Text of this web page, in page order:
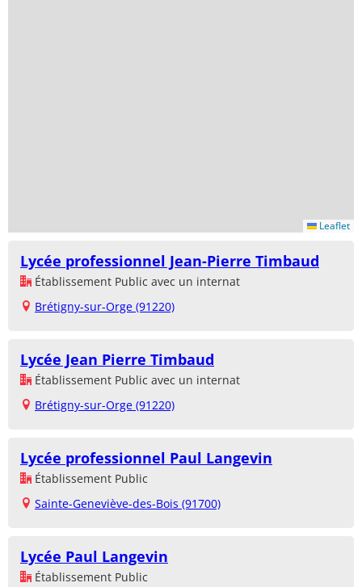
Leaflet
Lycée professionnel Jean-Pierre Timbaud
Établissement Public avec un internat
Brétigny-sur-Orge (91220)
Lycée Jean Pierre Timbaud
Établissement Public avec un internat
Brétigny-sur-Orge (91220)
Lycée professionnel Paul Langevin
Établissement Public
Sainte-Geneviève-des-Bois (91700)
Lycée Paul Langevin
Établissement Public